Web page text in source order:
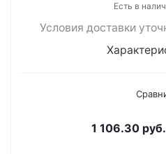
Есть в
Условия доставки
1 106.30руб.